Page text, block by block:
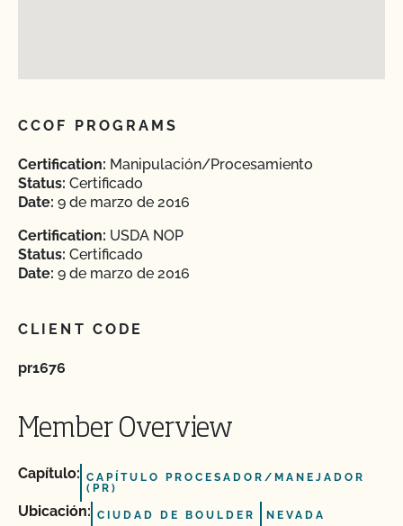
CCOF PROGRAMS
Certification: Manipulación/Procesamiento
Status: Certificado
Date: 9 de marzo de 2016
Certification: USDA NOP
Status: Certificado
Date: 9 de marzo de 2016
CLIENT CODE
pr1676
Member Overview
Capítulo: CAPÍTULO PROCESADOR/MANEJADOR
(PR)
Ubicación: CIUDAD DE BOULDER NEVADA